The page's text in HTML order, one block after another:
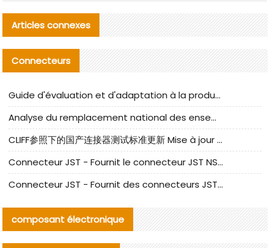
Articles connexes
Connecteurs
Guide d'évaluation et d'adaptation à la production des composants de câbles nationaux CNC Tech
Analyse du remplacement national des ensembles de câbles à fréquence élevée I-PEX
CLIFF参照下的国产连接器测试标准更新 Mise à jour des normes de test des connecteurs nationaux sous la référence CLIFF
Connecteur JST - Fournit le connecteur JST NSHR-02V-S original | Équivalent
Connecteur JST - Fournit des connecteurs JST GHR-09V-S authentiques et des produits de remplacement|
composant électronique